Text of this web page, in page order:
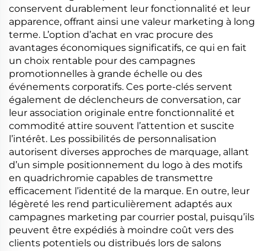
conservent durablement leur fonctionnalité et leur
apparence, offrant ainsi une valeur marketing à long
terme. L’option d’achat en vrac procure des
avantages économiques significatifs, ce qui en fait
un choix rentable pour des campagnes
promotionnelles à grande échelle ou des
événements corporatifs. Ces porte-clés servent
également de déclencheurs de conversation, car
leur association originale entre fonctionnalité et
commodité attire souvent l’attention et suscite
l’intérêt. Les possibilités de personnalisation
autorisent diverses approches de marquage, allant
d’un simple positionnement du logo à des motifs
en quadrichromie capables de transmettre
efficacement l’identité de la marque. En outre, leur
légèreté les rend particulièrement adaptés aux
campagnes marketing par courrier postal, puisqu’ils
peuvent être expédiés à moindre coût vers des
clients potentiels ou distribués lors de salons